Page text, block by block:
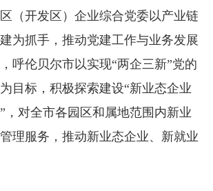
（开发区）企业综合党委以产业链
为抓手，推动党建工作与业务发展
呼伦贝尔市以实现“两企三新”党的
目标，积极探索建设“新业态企业
，对全市各园区和属地范围内新业
理服务，推动新业态企业、新就业